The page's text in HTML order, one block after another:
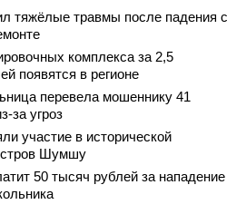
тяжёлые травмы после падения с
комплекса за 2,5
появятся в регионе
перевела мошеннику 41
за угроз
участие в исторической
Шумшу
50 тысяч рублей за нападение